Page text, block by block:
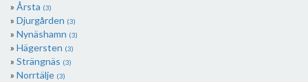
Årsta (3)
Djurgården (3)
Nynäshamn (3)
Hägersten (3)
Strängnäs (3)
Norrtälje (3)